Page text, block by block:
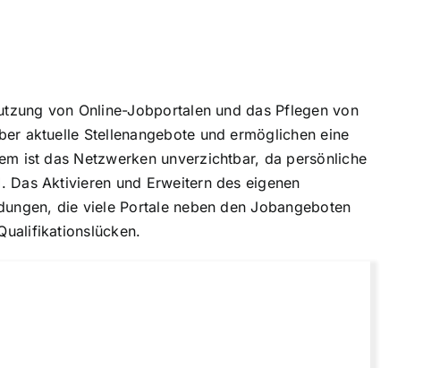
von Online-Jobportalen und das Pflegen von
aktuelle Stellenangebote und ermöglichen eine
ist das Netzwerken unverzichtbar, da persönliche
Aktivieren und Erweitern des eigenen
die viele Portale neben den Jobangeboten